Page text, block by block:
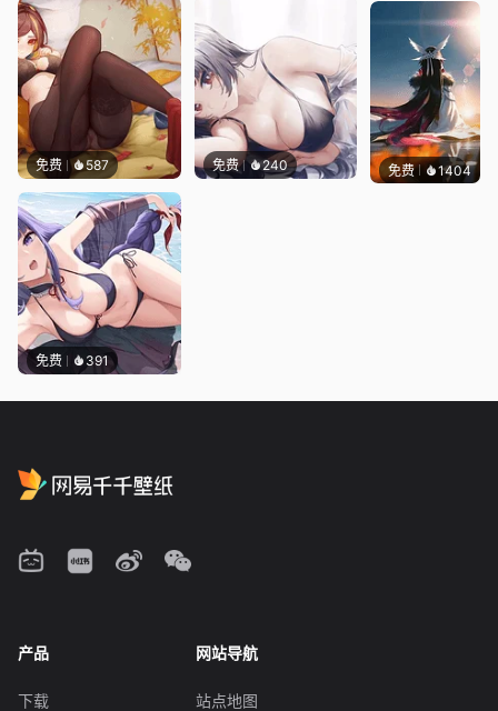
免费 587 免费 240
免费 391
免费 1404Lodo
产品
下载
网站导航
站点地图